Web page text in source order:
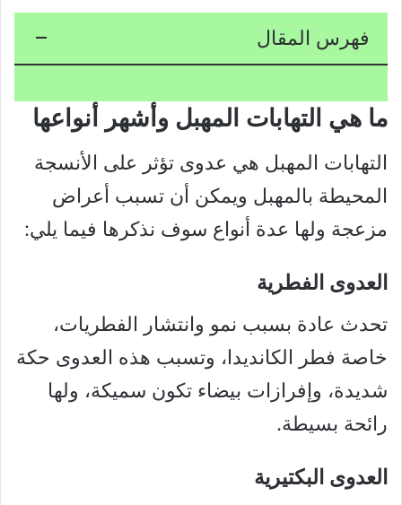
فهرس المقال
ما هي التهابات المهبل وأشهر أنواعها
التهابات المهبل هي عدوى تؤثر على الأنسجة
المحيطة بالمهبل ويمكن أن تسبب أعراض
مزعجة ولها عدة أنواع سوف نذكرها فيما يلي:
العدوى الفطرية
تحدث عادة بسبب نمو وانتشار الفطريات،
خاصة فطر الكانديدا، وتسبب هذه العدوى حكة
شديدة، وإفرازات بيضاء تكون سميكة، ولها
رائحة بسيطة.
العدوى البكتيرية